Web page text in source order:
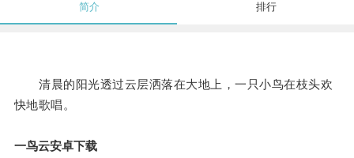
简介 排行
清晨的阳光透过云层洒落在大地上，一只小鸟在枝头欢
快地歌唱。
一鸟云安卓下载